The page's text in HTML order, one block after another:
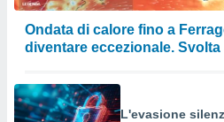
Ondata di calore fino a
diventare eccezionale.
L'evasione